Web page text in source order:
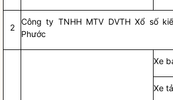
2
Công ty TNHH MTV DVTH Xổ số
Phước
Xe
Xe